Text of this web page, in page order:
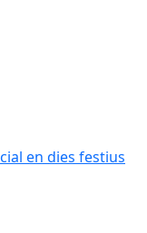
en dies festius